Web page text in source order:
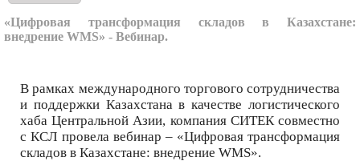
«Цифровая трансформация складов в Казахстане:
внедрение WMS» - Вебинар.
В рамках международного торгового сотрудничества
и поддержки Казахстана в качестве логистического
хаба Центральной Азии, компания СИТЕК совместно
с КСЛ провела вебинар – «Цифровая трансформация
складов в Казахстане: внедрение WMS».